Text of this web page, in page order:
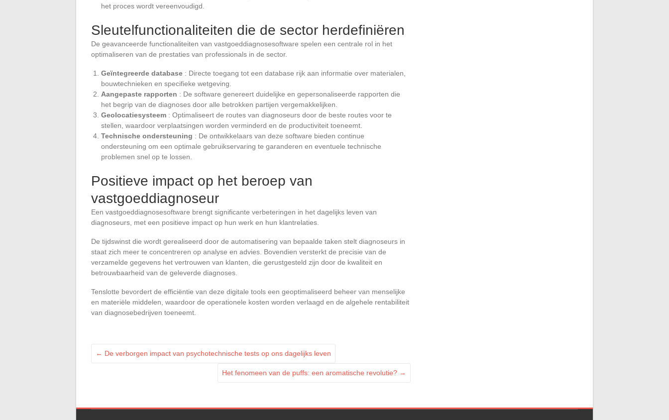
het proces wordt vereenvoudigd.
Sleutelfunctionaliteiten die de sector herdefiniëren
De geavanceerde functionaliteiten van vastgoeddiagnosesoftware spelen een centrale rol in het
optimaliseren van de prestaties van professionals in de sector.
Geïntegreerde database : Directe toegang tot een database rijk aan informatie over materialen,
bouwtechnieken en specifieke wetgeving.
Aangepaste rapporten : De software genereert duidelijke en gepersonaliseerde rapporten die
het begrip van de diagnoses door alle betrokken partijen vergemakkelijken.
Geolocatiesysteem : Optimaliseert de routes van diagnoseurs door de beste routes voor te
stellen, waardoor verplaatsingen worden verminderd en de productiviteit toeneemt.
Technische ondersteuning : De ontwikkelaars van deze software bieden continue
ondersteuning om een optimale gebruikservaring te garanderen en eventuele technische
problemen snel op te lossen.
Positieve impact op het beroep van
vastgoeddiagnoseur
Een vastgoeddiagnosesoftware brengt significante verbeteringen in het dagelijks leven van
diagnoseurs, met een positieve impact op hun werk en hun klantrelaties.
De tijdswinst die wordt gerealiseerd door de automatisering van bepaalde taken stelt diagnoseurs in
staat zich meer te concentreren op analyse en advies. Bovendien versterkt de precisie van de
verzamelde gegevens het vertrouwen van klanten, die gerustgesteld zijn door de kwaliteit en
betrouwbaarheid van de geleverde diagnoses.
Tenslotte bevordert de efficiëntie van deze digitale tools een geoptimaliseerd beheer van menselijke
en materiële middelen, waardoor de operationele kosten worden verlaagd en de algehele rentabiliteit
van diagnosebedrijven toeneemt.
← De verborgen impact van psychotechnische tests op ons dagelijks leven
Het fenomeen van de puffs: een aromatische revolutie? →